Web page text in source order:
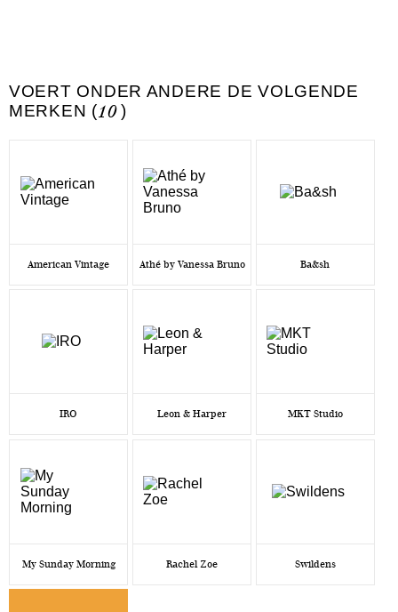
VOERT ONDER ANDERE DE VOLGENDE
MERKEN (10)
American Vintage Athé by Vanessa Bruno Ba&sh
IRO Leon & Harper MKT Studio
My Sunday Morning Rachel Zoe Swildens